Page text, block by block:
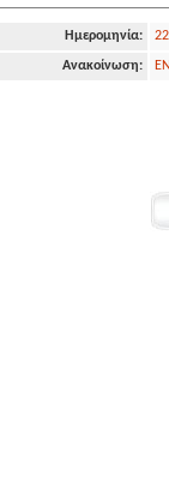
Ημερομηνία:
Ανακοίνωση: